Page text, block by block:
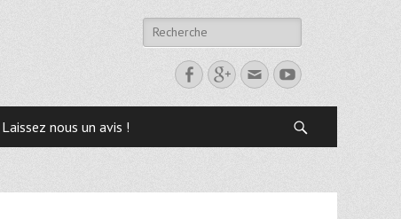
Laissez nous un avis !